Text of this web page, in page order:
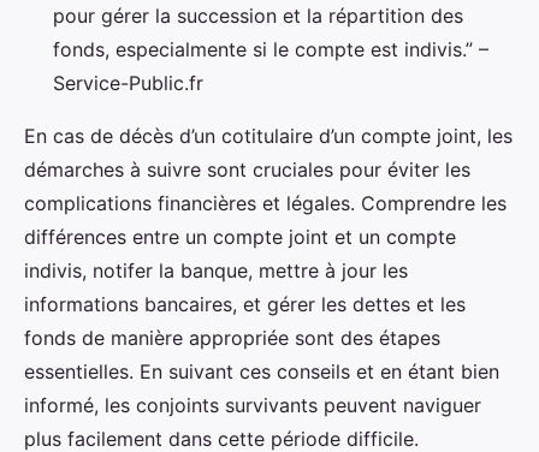
pour gérer la succession et la répartition des
fonds, especialmente si le compte est indivis.” –
Service-Public.fr
En cas de décès d’un cotitulaire d’un compte joint, les
démarches à suivre sont cruciales pour éviter les
complications financières et légales. Comprendre les
différences entre un compte joint et un compte
indivis, notifer la banque, mettre à jour les
informations bancaires, et gérer les dettes et les
fonds de manière appropriée sont des étapes
essentielles. En suivant ces conseils et en étant bien
informé, les conjoints survivants peuvent naviguer
plus facilement dans cette période difficile.